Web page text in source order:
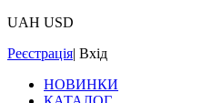
UAH USD
Реєстрація| Вхід
НОВИНКИ